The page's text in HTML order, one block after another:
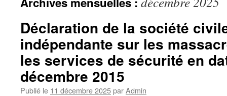
Déclaration de la société
indépendante sur les
les services de sécurité en
décembre 2015
Publié le 11 décembre 2025parAdmin